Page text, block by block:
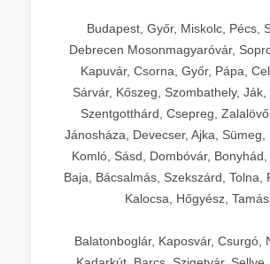
Budapest, Győr, Miskolc, Pécs,
Debrecen Mosonmagyaróvár,
Kapuvár, Csorna, Győr, Pápa,
Sárvár, Kőszeg, Szombathely, Ják,
Szentgotthárd, Csepreg,
Jánosháza, Devecser, Ajka, Sümeg,
Komló, Sásd, Dombóvár, Bonyhád,
Baja, Bácsalmás, Szekszárd, Tolna,
Kalocsa, Hőgyész,
Balatonboglár, Kaposvár, Csurgó,